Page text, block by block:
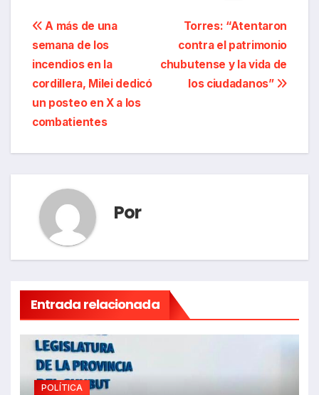
Navegación
de
entradas
Torres: “Atentaron
contra el patrimonio
chubutense y la vida de
los ciudadanos”
A más de una
semana de los
incendios en la
cordillera, Milei dedicó
un posteo en X a los
combatientes
Por
Entrada relacionada
POLÍTICA